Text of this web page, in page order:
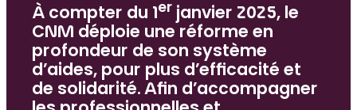
À compter du 1 er janvier 2025, le
CNM déploie une réforme en
profondeur de son système
d’aides, pour plus d’efficacité et
de solidarité. Afin d’accompagner